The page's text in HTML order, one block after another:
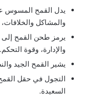
يدل القمح المسوس
والمشاكل
يرمز طحن القمح إلى
والإدارة، وقوة التحكم.
يشير القمح الجيد
التجول في حقل
السعيدة.